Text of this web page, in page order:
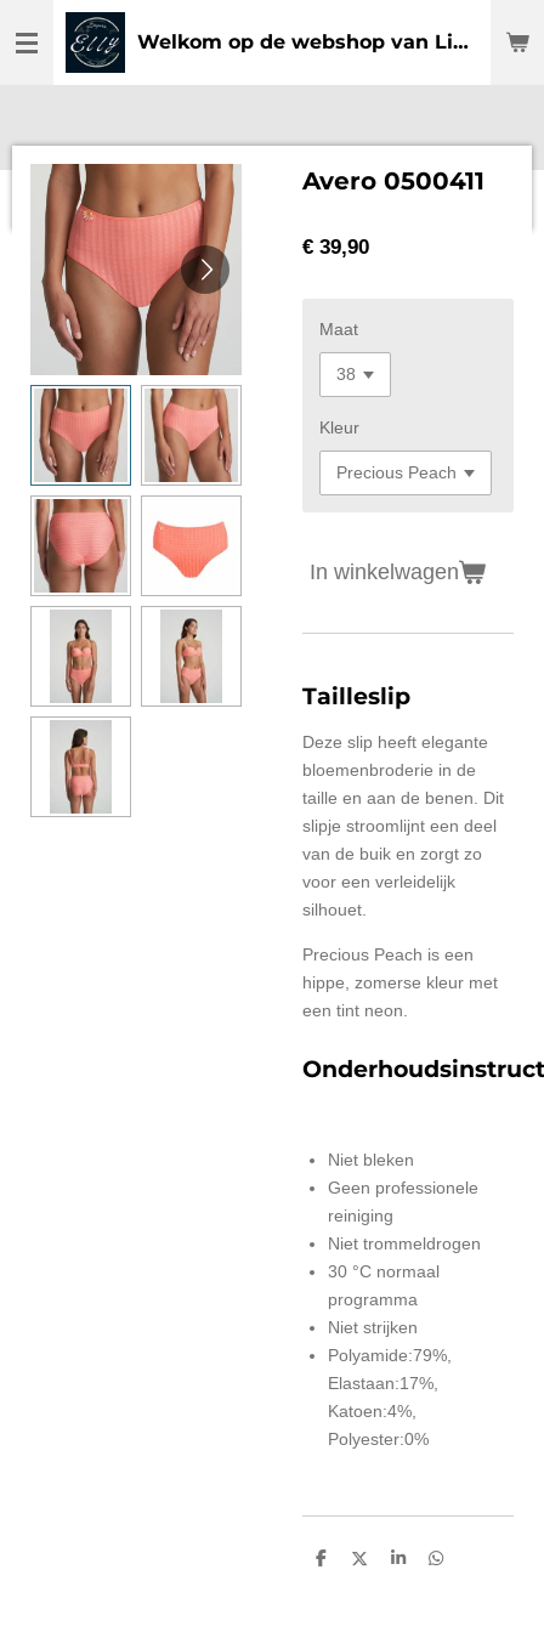
direct
Welkom op de webshop van Lingerie Elly
Avero 0500411
€ 39,90
Maat
Kleur
In winkelwagen
Tailleslip
Deze slip heeft elegante
bloemenbroderie in de
taille en aan de benen. Dit
slipje stroomlijnt een deel
van de buik en zorgt zo
voor een verleidelijk
silhouet.
Precious Peach is een
hippe, zomerse kleur met
een tint neon.
Niet bleken
Geen professionele
reiniging
Niet trommeldrogen
30 °C normaal
programma
Niet strijken
Polyamide:79%,
Elastaan:17%,
Katoen:4%,
Polyester:0%
D
D
S
D